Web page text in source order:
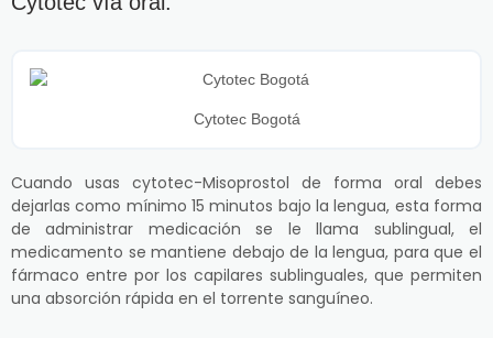
Cytotec Bogotá
Cuando usas cytotec-Misoprostol de forma oral debes
dejarlas como mínimo 15 minutos bajo la lengua, esta forma
de administrar medicación se le llama sublingual, el
medicamento se mantiene debajo de la lengua, para que el
fármaco entre por los capilares sublinguales, que permiten
una absorción rápida en el torrente sanguíneo.